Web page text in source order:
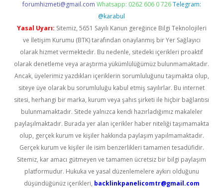
forumhizmeti@gmail.com Whatsapp: 0262 606 0 726 Telegram:
@karabul
Yasal Uyarı: Sitemiz, 5651 Sayılı Kanun gereğince Bilgi Teknolojileri
ve İletişim Kurumu (BTK) tarafından onaylanmış bir Yer Sağlayıcı
olarak hizmet vermektedir. Bu nedenle, sitedeki içerikleri proaktif
olarak denetleme veya araştırma yükümlülüğümüz bulunmamaktadır.
Ancak, üyelerimiz yazdıkları içeriklerin sorumluluğunu taşımakta olup,
siteye üye olarak bu sorumluluğu kabul etmiş sayılırlar. Bu internet
sitesi, herhangi bir marka, kurum veya şahıs şirketi ile hiçbir bağlantısı
bulunmamaktadır. Sitede yalnızca kendi hazırladığımız makaleler
paylaşılmaktadır. Burada yer alan içerikler haber niteliği taşımamakta
olup, gerçek kurum ve kişiler hakkında paylaşım yapılmamaktadır.
Gerçek kurum ve kişiler ile isim benzerlikleri tamamen tesadüfidir.
Sitemiz, kar amacı gütmeyen ve tamamen ücretsiz bir bilgi paylaşım
platformudur. Hukuka ve yasal düzenlemelere aykırı olduğunu
düşündüğünüz içerikleri, backlinkpanelicomtr@gmail.com